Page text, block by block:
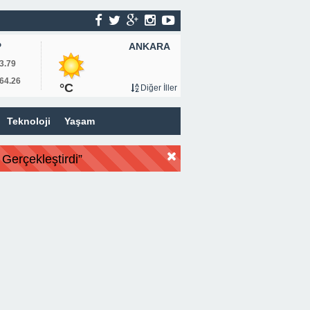
ANKARA
°C Diğer İller
Teknoloji Yaşam